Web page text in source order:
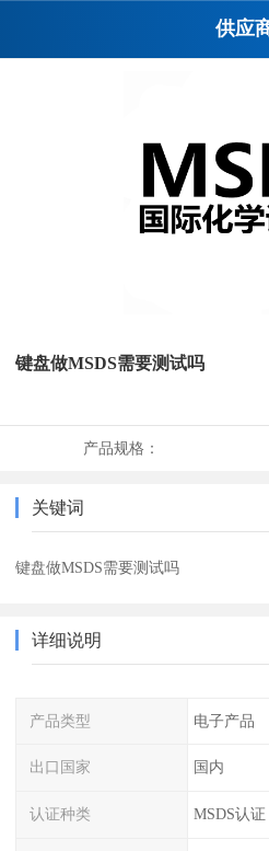
供应
键盘做MSDS需要测试吗
产品规格：
关键词
键盘做MSDS需要测试吗
详细说明
产品类型 电子产品
出口国家 国内
认证种类 MSDS认证